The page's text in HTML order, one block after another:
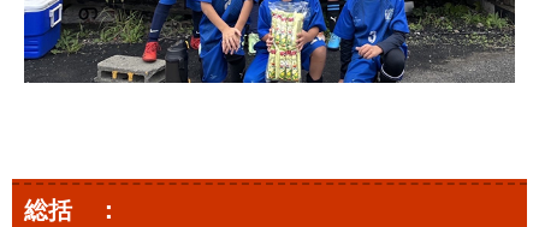
総括 ：